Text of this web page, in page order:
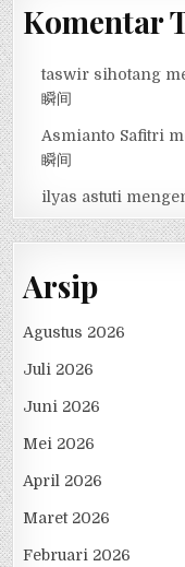
Komentar
taswir sihotang
瞬间
Asmianto Safitri
瞬间
ilyas astuti
Arsip
Agustus 2026
Juli 2026
Juni 2026
Mei 2026
April 2026
Maret 2026
Februari 2026